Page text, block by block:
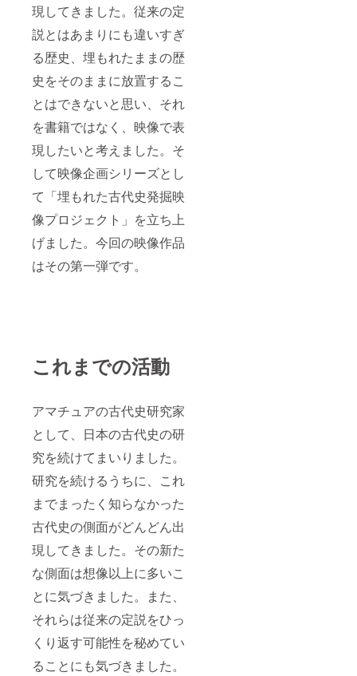
現してきました。従来の定
説とはあまりにも違いすぎ
る歴史、埋もれたままの歴
史をそのままに放置するこ
とはできないと思い、それ
を書籍ではなく、映像で表
現したいと考えました。そ
して映像企画シリーズとし
て「埋もれた古代史発掘映
像プロジェクト」を立ち上
げました。今回の映像作品
はその第一弾です。
これまでの活動
アマチュアの古代史研究家
として、日本の古代史の研
究を続けてまいりました。
研究を続けるうちに、これ
までまったく知らなかった
古代史の側面がどんどん出
現してきました。その新た
な側面は想像以上に多いこ
とに気づきました。また、
それらは従来の定説をひっ
くり返す可能性を秘めてい
ることにも気づきました。